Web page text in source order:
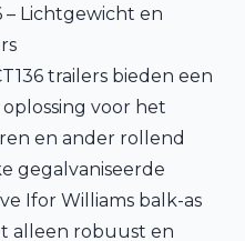
– Lichtgewicht en
trailers bieden een
voor het
en ander rollend
gegalvaniseerde
Ifor Williams balk-as
alleen robuust en